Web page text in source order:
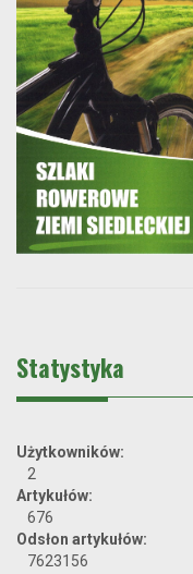
Statystyka
Użytkowników:
2
Artykułów:
676
Odsłon artykułów:
7623156